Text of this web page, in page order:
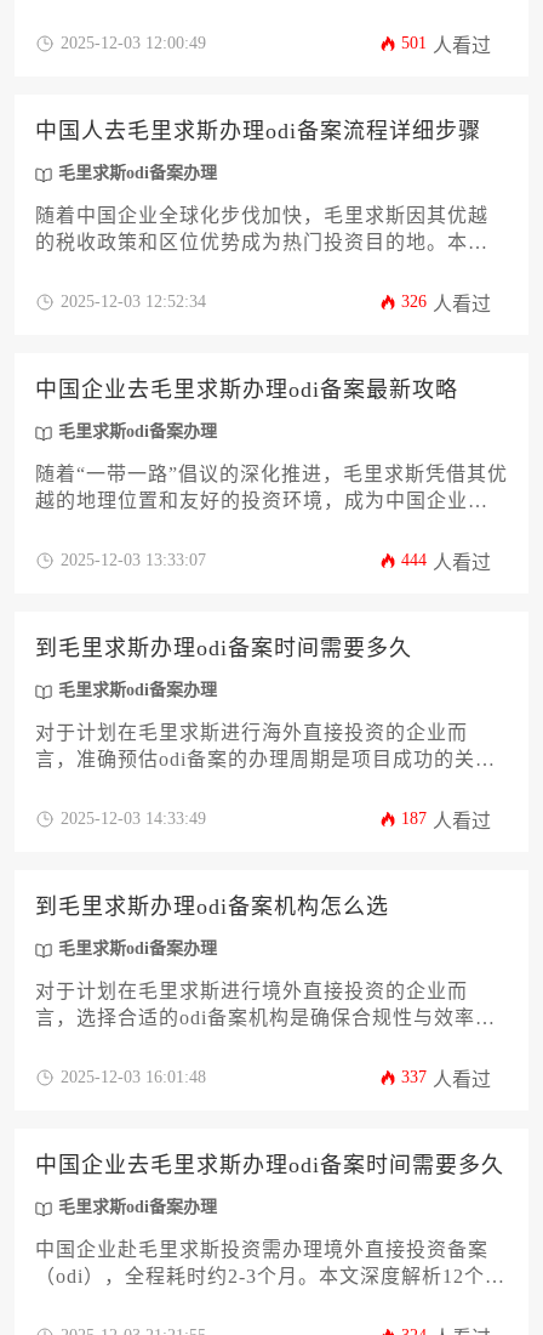
章从资质甄别、服务对比到风险规避提供全方位指
2025-12-03 12:00:49 501 人看过
中国人去毛里求斯办理odi备案流程详细步骤
毛里求斯odi备案办理
随着中国企业全球化步伐加快，毛里求斯因其优越
的税收政策和区位优势成为热门投资目的地。本文
投资备案流程，涵盖政策依据、材料准备、部门审
2025-12-03 12:52:34 326 人看过
中国企业去毛里求斯办理odi备案最新攻略
毛里求斯odi备案办理
随着“一带一路”倡议的深化推进，毛里求斯凭借其优
越的地理位置和友好的投资环境，成为中国企业出
一份详尽的毛里求斯odi备案办理最新攻略，内容涵
批到境外落地运营的全过程，帮助企业高效、合规
地完成海外投资布局，抓住非洲市场机遇。
2025-12-03 13:33:07 444 人看过
到毛里求斯办理odi备案时间需要多久
毛里求斯odi备案办理
对于计划在毛里求斯进行海外直接投资的企业而
言，准确预估odi备案的办理周期是项目成功的关键
与毛里求斯当地的公司注册和许可申请，时间跨度
高效完成毛里求斯odi备案办理，规避时间延误风
险。
2025-12-03 14:33:49 187 人看过
到毛里求斯办理odi备案机构怎么选
毛里求斯odi备案办理
对于计划在毛里求斯进行境外直接投资的企业而
言，选择合适的odi备案机构是确保合规性与效率的
12个维度系统分析筛选逻辑，帮助企业主规避跨境
2025-12-03 16:01:48 337 人看过
中国企业去毛里求斯办理odi备案时间需要多久
毛里求斯odi备案办理
中国企业赴毛里求斯投资需办理境外直接投资备案
（odi），全程耗时约2-3个月。本文深度解析12个关
境资金流动等全流程，为企业家提供可落地的毛里